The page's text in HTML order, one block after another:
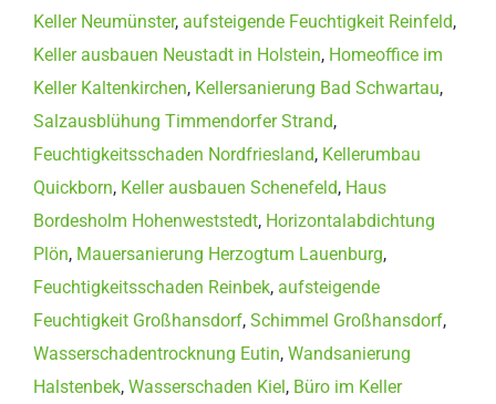
Keller Neumünster, aufsteigende Feuchtigkeit Reinfeld,
Keller ausbauen Neustadt in Holstein, Homeoffice im
Keller Kaltenkirchen, Kellersanierung Bad Schwartau,
Salzausblühung Timmendorfer Strand,
Feuchtigkeitsschaden Nordfriesland, Kellerumbau
Quickborn, Keller ausbauen Schenefeld, Haus
Bordesholm Hohenweststedt, Horizontalabdichtung
Plön, Mauersanierung Herzogtum Lauenburg,
Feuchtigkeitsschaden Reinbek, aufsteigende
Feuchtigkeit Großhansdorf, Schimmel Großhansdorf,
Wasserschadentrocknung Eutin, Wandsanierung
Halstenbek, Wasserschaden Kiel, Büro im Keller